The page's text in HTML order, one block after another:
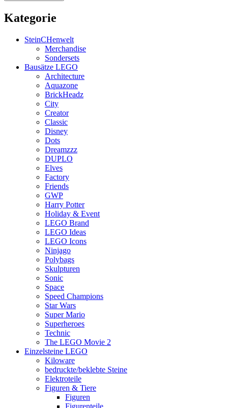
Kategorie
SteinCHenwelt
Merchandise
Sondersets
Bausätze LEGO
Architecture
Aquazone
BrickHeadz
City
Creator
Classic
Disney
Dots
Dreamzzz
DUPLO
Elves
Factory
Friends
GWP
Harry Potter
Holiday & Event
LEGO Brand
LEGO Ideas
LEGO Icons
Ninjago
Polybags
Skulpturen
Sonic
Space
Speed Champions
Star Wars
Super Mario
Superheroes
Technic
The LEGO Movie 2
Einzelsteine LEGO
Kiloware
bedruckte/beklebte Steine
Elektroteile
Figuren & Tiere
Figuren
Figurenteile